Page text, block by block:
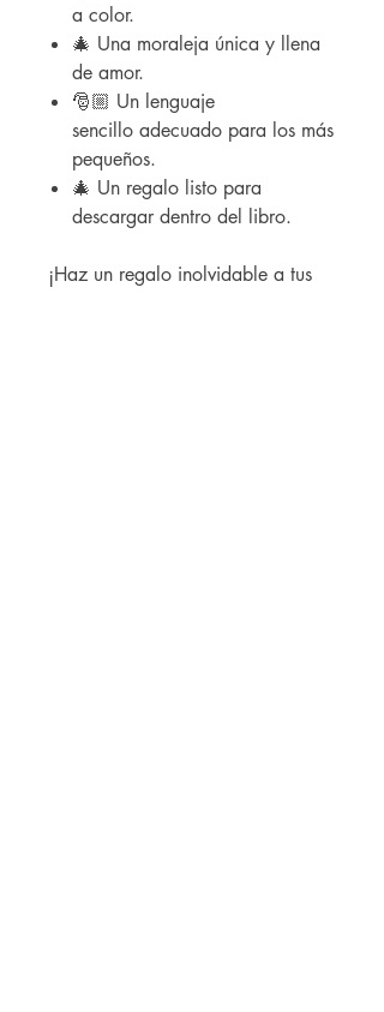
a color.
🎄 Una moraleja única y llena
de amor.
🎅🏼 Un lenguaje
sencillo adecuado para los más
pequeños.
🎄 Un regalo listo para
descargar dentro del libro.
¡Haz un regalo inolvidable a tus